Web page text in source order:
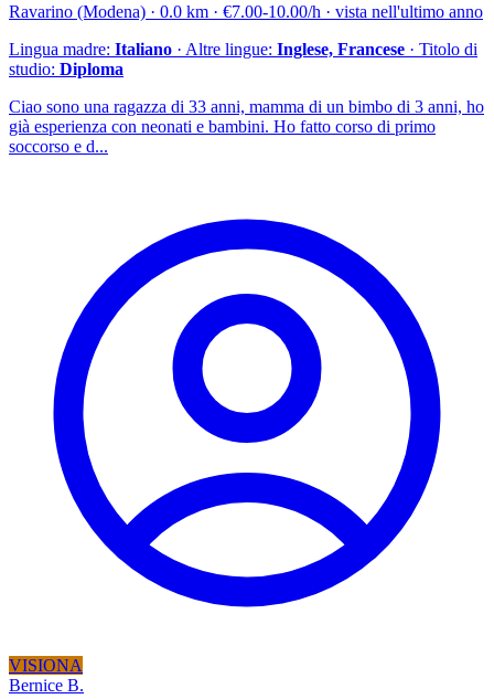
Ravarino (Modena) · 0.0 km · €7.00-10.00/h · vista nell'ultimo anno
Lingua madre: Italiano · Altre lingue: Inglese, Francese · Titolo di
studio: Diploma
Ciao sono una ragazza di 33 anni, mamma di un bimbo di 3 anni, ho
già esperienza con neonati e bambini. Ho fatto corso di primo
soccorso e d...
VISIONA
Bernice B.